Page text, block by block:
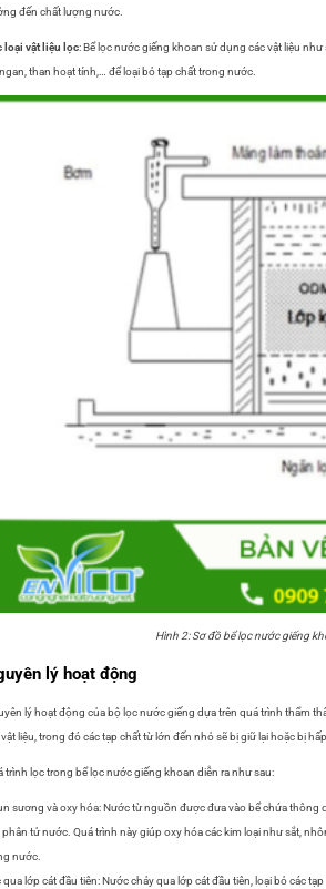
đến chất lượng nước.
loại vật liệu lọc: Bể lọc nước giếng khoan sử dụng các vật liệu
than hoạt tính,… để loại bỏ tạp chất trong nước.
Hình 2: Sơ đồ bể lọc nước giếng
lý hoạt động
lý hoạt động của bộ lọc nước giếng dựa trên quá trình thẩm
liệu, trong đó các tạp chất từ lớn đến nhỏ sẽ bị giữ lại hoặc bị
trình lọc trong bể lọc nước giếng khoan diễn ra như sau:
sương và oxy hóa: Nước từ nguồn được đưa vào bể chứa thông
phân tử nước. Quá trình này giúp oxy hóa các kim loại như sắt,
nước.
qua lớp cát đầu tiên: Nước chảy qua lớp cát đầu tiên, loại bỏ các